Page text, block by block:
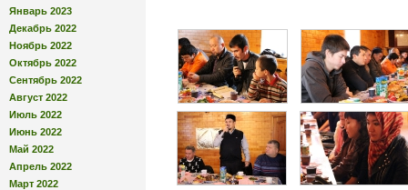
Январь 2023
Декабрь 2022
Ноябрь 2022
Октябрь 2022
Сентябрь 2022
Август 2022
Июль 2022
Июнь 2022
Май 2022
Апрель 2022
Март 2022